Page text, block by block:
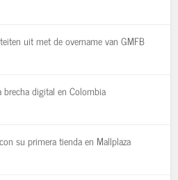
uit met de overname van GMFB
brecha digital en Colombia
su primera tienda en Mallplaza